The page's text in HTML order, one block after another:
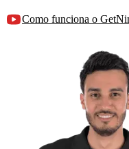
Como funciona o